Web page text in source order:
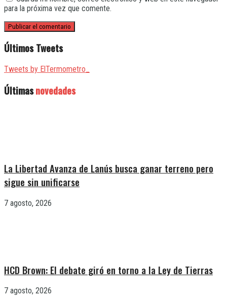
para la próxima vez que comente.
Últimos Tweets
Tweets by ElTermometro_
Últimasnovedades
La Libertad Avanza de Lanús busca ganar terreno pero
sigue sin unificarse
7 agosto, 2026
HCD Brown: El debate giró en torno a la Ley de Tierras
7 agosto, 2026